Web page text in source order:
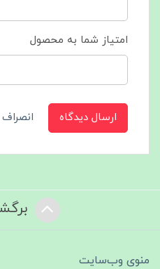
امتیاز شما به محصول
ارسال دیدگاه انصراف
منوی وب‌سایت